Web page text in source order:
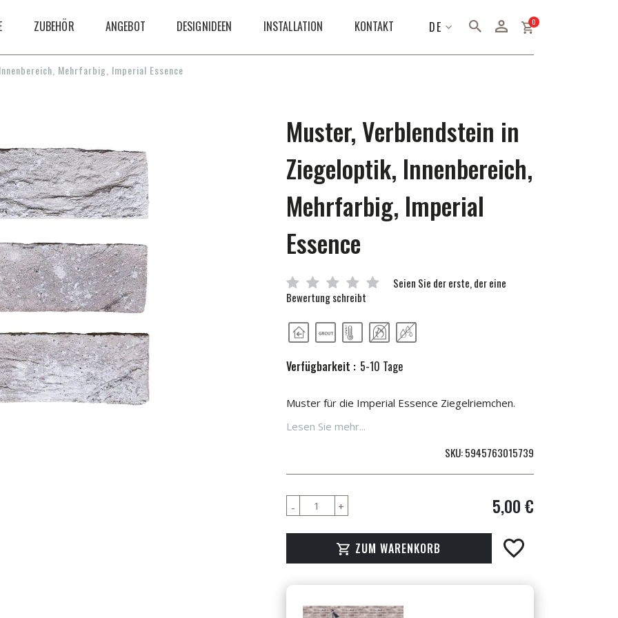
ZUBEHÖR ANGEBOT DESIGNIDEEN INSTALLATION KONTAKT SPRACHE
DE 0Artikel
Mehrfarbig, Imperial Essence
Muster, Verblendstein in
Ziegeloptik, Innenbereich,
Mehrfarbig, Imperial
Essence
Seien Sie der erste, der eine
Bewertung schreibt
Verfügbarkeit : 5-10 Tage
Muster für die Imperial Essence Ziegelriemchen.
Lesen Sie mehr...
SKU 5945763015739
5,00 €
ZUM WARENKORB